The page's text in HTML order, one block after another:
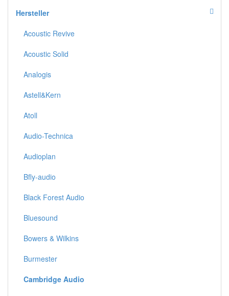
Hersteller
Acoustic Revive
Acoustic Solid
Analogis
Astell&Kern
Atoll
Audio-Technica
Audioplan
Bfly-audio
Black Forest Audio
Bluesound
Bowers & Wilkins
Burmester
Cambridge Audio